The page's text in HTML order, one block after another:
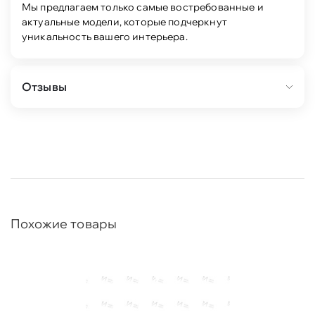
Мы предлагаем только самые востребованные и
актуальные модели, которые подчеркнут
уникальность вашего интерьера.
Отзывы
Похожие товары